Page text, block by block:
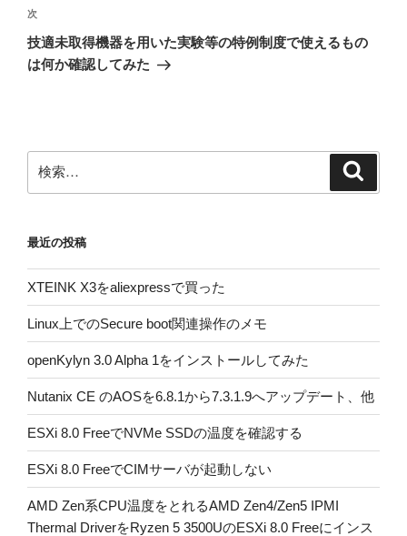
ビ
ゲ
ー
稿
次
の
投
次
技適未取得機器を用いた実験等の特例制度で使えるもの
は何か確認してみた
索:
最近の投稿
XTEINK X3をaliexpressで買った
Linux上でのSecure boot関連操作のメモ
openKylyn 3.0 Alpha 1をインストールしてみた
Nutanix CE のAOSを6.8.1から7.3.1.9へアップデート、他
ESXi 8.0 FreeでNVMe SSDの温度を確認する
ESXi 8.0 FreeでCIMサーバが起動しない
AMD Zen系CPU温度をとれるAMD Zen4/Zen5 IPMI
Thermal DriverをRyzen 5 3500UのESXi 8.0 Freeにインス